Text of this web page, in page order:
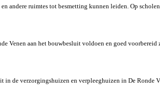
andere ruimtes tot besmetting kunnen leiden. Op
Venen aan het bouwbesluit voldoen en goed
in de verzorgingshuizen en verpleeghuizen in De